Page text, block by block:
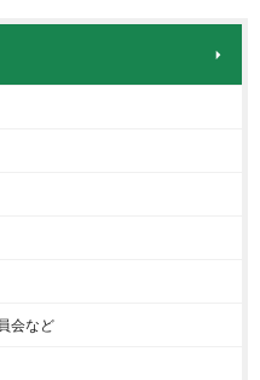
会など